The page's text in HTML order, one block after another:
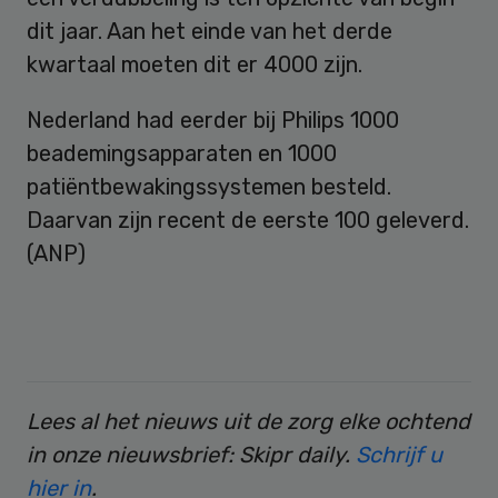
dit jaar. Aan het einde van het derde
kwartaal moeten dit er 4000 zijn.
Nederland had eerder bij Philips 1000
beademingsapparaten en 1000
patiëntbewakingssystemen besteld.
Daarvan zijn recent de eerste 100 geleverd.
(ANP)
Lees al het nieuws uit de zorg elke ochtend
in onze nieuwsbrief: Skipr daily. Schrijf u
hier in.